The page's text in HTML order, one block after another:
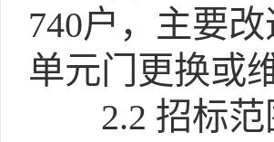
740户，主要
单元门更换或
2.2 招标